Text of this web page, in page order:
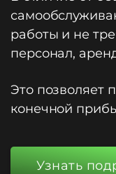
работы и не
персонал,
Это позволяет
конечной
Узнать